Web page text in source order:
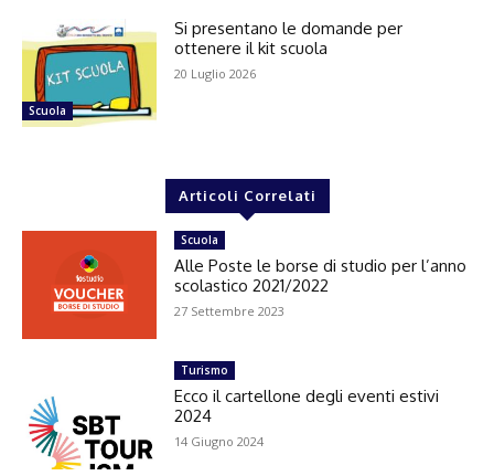
Scuola
Si presentano le domande per
ottenere il kit scuola
20 Luglio 2026
Articoli Correlati
Scuola
Alle Poste le borse di studio per l’anno
scolastico 2021/2022
27 Settembre 2023
Turismo
Ecco il cartellone degli eventi estivi
2024
14 Giugno 2024